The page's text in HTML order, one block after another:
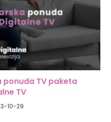
ponuda TV paketa
TV
10-29